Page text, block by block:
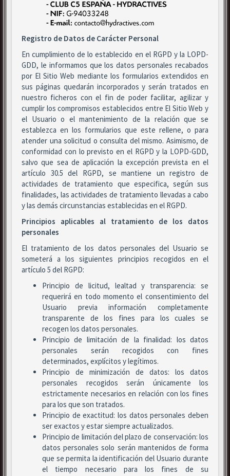
Registro de Datos de Carácter Personal
En cumplimiento de lo establecido en el RGPD y la LOPD-
GDD, le informamos que los datos personales recabados
por El Sitio Web mediante los formularios extendidos en
sus páginas quedarán incorporados y serán tratados en
nuestro ficheros con el fin de poder facilitar, agilizar y
cumplir los compromisos establecidos entre El Sitio Web y
el Usuario o el mantenimiento de la relación que se
establezca en los formularios que este rellene, o para
atender una solicitud o consulta del mismo. Asimismo, de
conformidad con lo previsto en el RGPD y la LOPD-GDD,
salvo que sea de aplicación la excepción prevista en el
artículo 30.5 del RGPD, se mantiene un registro de
actividades de tratamiento que especifica, según sus
finalidades, las actividades de tratamiento llevadas a cabo
y las demás circunstancias establecidas en el RGPD.
Principios aplicables al tratamiento de los datos
personales
El tratamiento de los datos personales del Usuario se
someterá a los siguientes principios recogidos en el
artículo 5 del RGPD:
Principio de licitud, lealtad y transparencia: se
requerirá en todo momento el consentimiento del
Usuario previa información completamente
transparente de los fines para los cuales se
recogen los datos personales.
Principio de limitación de la finalidad: los datos
personales serán recogidos con fines
determinados, explícitos y legítimos.
Principio de minimización de datos: los datos
personales recogidos serán únicamente los
estrictamente necesarios en relación con los fines
para los que son tratados.
Principio de exactitud: los datos personales deben
ser exactos y estar siempre actualizados.
Principio de limitación del plazo de conservación: los
datos personales solo serán mantenidos de forma
que se permita la identificación del Usuario durante
el tiempo necesario para los fines de su